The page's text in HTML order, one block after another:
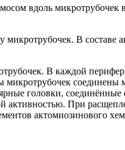
вдоль микротрубочек
микротрубочек. В составе
В каждой
соединены
головки, соединённые
активностью. При
актомиозинового